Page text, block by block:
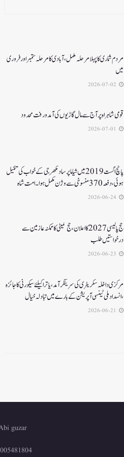
مردم شماری کا پہلا مرحلہ مکمل،آبادی کا مرحلہ ستمبر اور فروری
میں
قومی شاہراہ پر آج سے مال گاڑیوں کی آمدورفت محدود
پانچ اگست 2019میں شیاما پر ساد مکھرجی کے خواب کی تکمیل
ہوئی، دفعہ 370منسوخی سے وژن مکمل ہوا۔ امت شاہ
حج پالیسی 2027کا اعلان ،حج کمیٹی کا ممکنہ عازمین سے
درخواستیں طلب
مرکزی داخلہ سکریٹری کی سرینگر آمد ،یاترا کیلئے سیکورٹی کا جائزہ
،انسداد ملی ٹینسی آپریشن کے بارے میں تبادلہ خیال
guzar